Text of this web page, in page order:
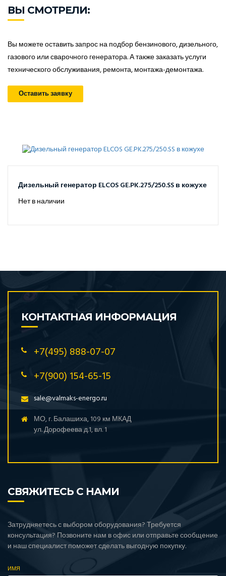
ВЫ СМОТРЕЛИ:
Вы можете оставить запрос на подбор бензинового, дизельного,
газового или сварочного генератора. А также заказать услуги
технического обслуживания, ремонта, монтажа-демонтажа.
Оставить заявку
Дизельный генератор ELCOS GE.PK.275/250.SS в кожухе
Нет в наличии
КОНТАКТНАЯ ИНФОРМАЦИЯ
+7(495) 888-07-07
+7(900) 154-65-15
sale@valmaks-energo.ru
МО, г. Балашиха, 109 км МКАД
ул. Дорофеева д.1, вл. 1
СВЯЖИТЕСЬ С НАМИ
Затрудняетесь с выбором оборудования? Требуется
консультация? Позвоните нам в офис или отправьте сообщение
и наш специалист поможет сделать выгодную покупку.
ИМЯ